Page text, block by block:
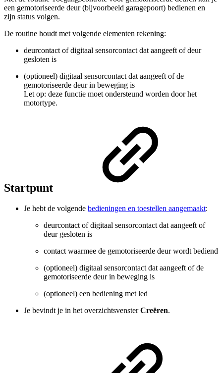
een gemotoriseerde deur (bijvoorbeeld garagepoort) bedienen en
zijn status volgen.
De routine houdt met volgende elementen rekening:
deurcontact of digitaal sensorcontact dat aangeeft of deur
gesloten is
(optioneel) digitaal sensorcontact dat aangeeft of de
gemotoriseerde deur in beweging is
Let op: deze functie moet ondersteund worden door het
motortype.
Startpunt
Je hebt de volgende bedieningen en toestellen aangemaakt:
deurcontact of digitaal sensorcontact dat aangeeft of
deur gesloten is
contact waarmee de gemotoriseerde deur wordt bediend
(optioneel) digitaal sensorcontact dat aangeeft of de
gemotoriseerde deur in beweging is
(optioneel) een bediening met led
Je bevindt je in het overzichtsvensterCreëren.